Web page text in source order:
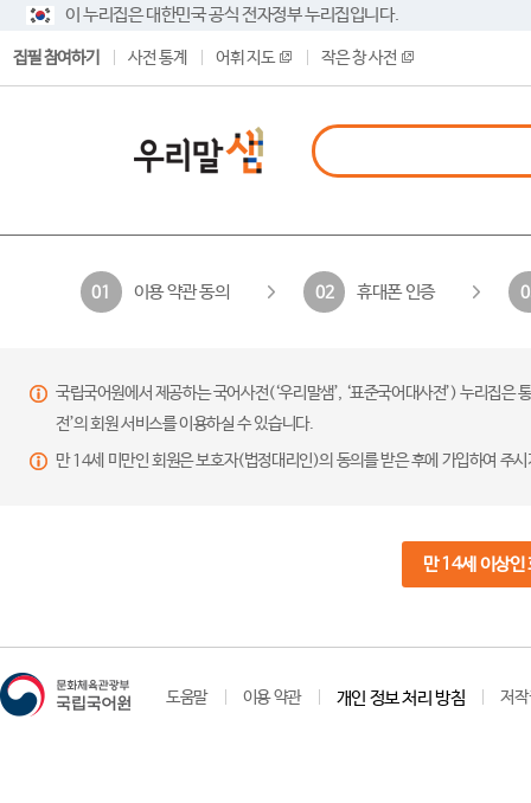
이 누리집은 대한민국 공식 전자정부 누리집입니다.
집필 참여하기 사전 통계 어휘 지도 작은 창 사전
01 이용 약관 동의 02 휴대폰 인증
국립국어원에서 제공하는 국어사전(‘우리말샘’, ‘표준국어대사전’) 누리집
전’의 회원 서비스를 이용하실 수 있습니다.
만 14세 미만인 회원은 보호자(법정대리인)의 동의를 받은 후에 가입하여 주
만 14세 이상인
도움말 이용 약관 개인 정보 처리 방침 저